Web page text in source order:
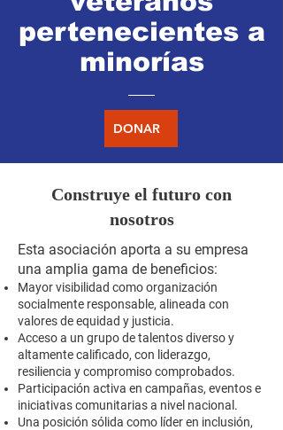
pertenecientes a
minorías
DONAR
Construye el futuro con
nosotros
Esta asociación aporta a su empresa
una amplia gama de beneficios:
Mayor visibilidad como organización
socialmente responsable, alineada con
valores de equidad y justicia.
Acceso a un grupo de talentos diverso y
altamente calificado, con liderazgo,
resiliencia y compromiso comprobados.
Participación activa en campañas, eventos e
iniciativas comunitarias a nivel nacional.
Una posición sólida como líder en inclusión,